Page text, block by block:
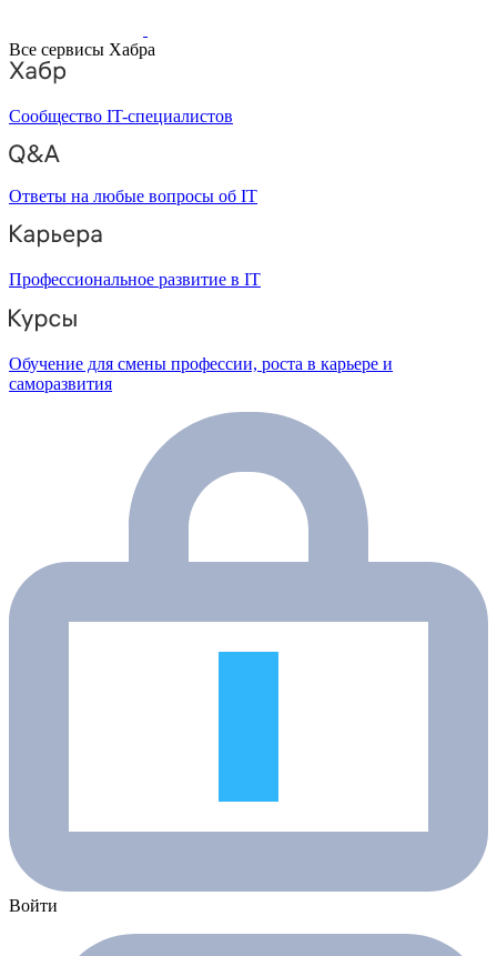
Все сервисы Хабра
Сообщество IT-специалистов
Ответы на любые вопросы об IT
Профессиональное развитие в IT
Обучение для смены профессии, роста в карьере и
саморазвития
Войти